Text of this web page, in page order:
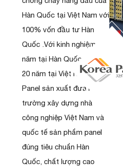
Hàn Quốc tại Việt Nam với
100% vốn đầu tư Hàn
Quốc .Với kinh nghiệm 30
năm tại Hàn Quốc và hơn
20 năm tại Việt Nam, KP
Panel sản xuất đưa ra thị
trường xây dựng nhà
công nghiệp Việt Nam và
quốc tế sản phẩm panel
đúng tiêu chuẩn Hàn
Quốc, chất lượng cao